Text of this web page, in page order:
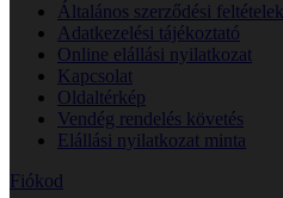
Általános szerződési feltételek
Adatkezelési tájékoztató
Online elállási nyilatkozat
Kapcsolat
Oldaltérkép
Vendég rendelés követés
Elállási nyilatkozat minta
Fiókod